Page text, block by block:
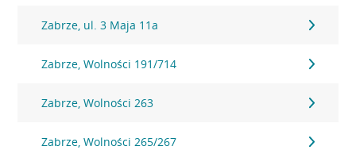
Zabrze, ul. 3 Maja 11a
Zabrze, Wolności 191/714
Zabrze, Wolności 263
Zabrze, Wolności 265/267